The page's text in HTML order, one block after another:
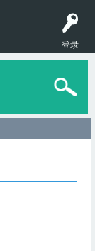
登录